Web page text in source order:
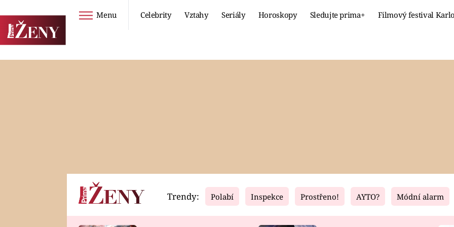
Menu Celebrity Vztahy Seriály Horoskopy Sledujte prima+ Filmový festival
Horoskopy Video Fresh Living
Trendy: Polabí Inspekce Prostřeno! AYTO? Módní alarm